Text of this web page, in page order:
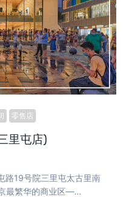
零售店
里屯店)
路19号院三里屯太古里南
最繁华的商业区—…